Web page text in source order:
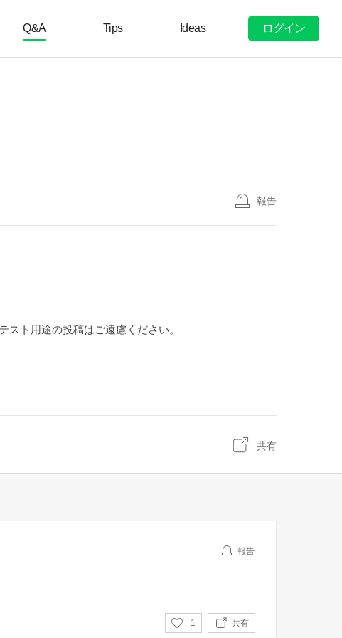
Q&A Tips Ideas ログイン
報告
ト用途の投稿はご遠慮ください。
共有
報告
い
1 共有